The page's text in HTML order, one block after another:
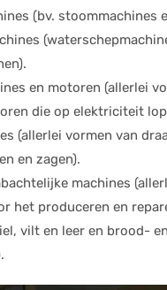
(bv. stoommachines
en motoren (allerlei
die op elektriciteit
(allerlei vormen van
en zagen).
machines
het produceren en
vilt en leer en brood- en